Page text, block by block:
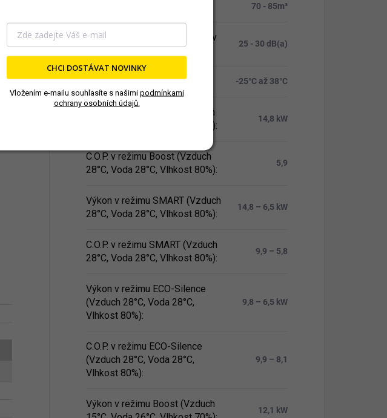
70 - 85m³
Hladina hluku v režimu Silent (v
10 m):
25 - 30 dB(a)
Rozsah provozních teplot -25°C až 38°C
Výkon v režimu Boost (Vzduch
28°C, Voda 28°C, Vlhkost 80%):
14,8 kW
C.O.P. v režimu Boost (Vzduch
28°C, Voda 28°C, Vlhkost 80%):
5,9
Výkon v režimu SMART (Vzduch
28°C, Voda 28°C, Vlhkost 80%):
14,8 – 6,5 kW
C.O.P. v režimu SMART (Vzduch
28°C, Voda 28°C, Vlhkost 80%):
9,9 – 5,8
Výkon v režimu ECO-Silence
(Vzduch 28°C, Voda 28°C,
Vlhkost 80%):
9,8 – 6,5 kW
C.O.P. v režimu ECO-Silence
(Vzduch 28°C, Voda 28°C,
Vlhkost 80%):
9,9 – 8,1
Výkon v režimu Boost (Vzduch
12,1 kW
CHCI DOSTÁVAT NOVINKY
Vložením e-mailu souhlasíte s našimi podmínkami
ochrany osobních údajů.